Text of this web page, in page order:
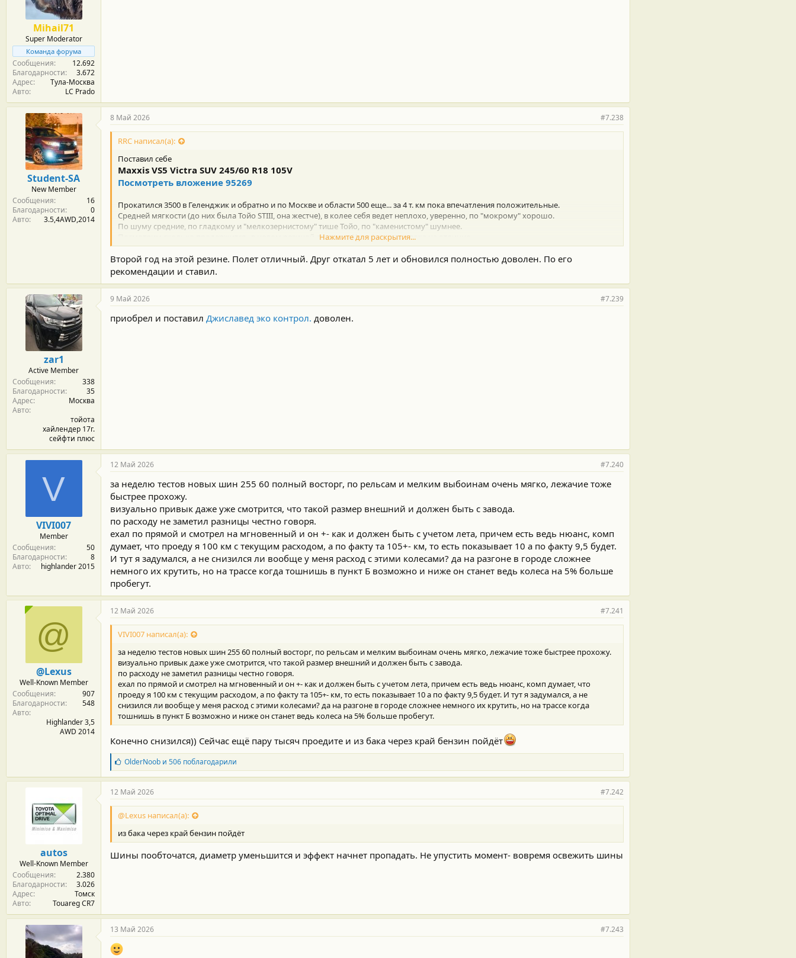
Mihail71
Super Moderator
Команда форума
Сообщения
12.692
Благодарности
3.672
Адрес
Тула-Москва
Авто
LC Prado
Student-SA
New Member
Сообщения
16
Благодарности
0
Авто
3.5,4AWD,2014
8 Май 2026 #7.238
RRC написал(а):
Поставил себе
Maxxis VS5 Victra SUV 245/60 R18 105V
Посмотреть вложение 95269
Прокатился 3500 в Геленджик и обратно и по Москве и области 500 еще... за 4 т. км пока впечатления положительные.
Средней мягкости (до них была Тойо STIII, она жестче), в колее себя ведет неплохо, уверенно, по "мокрому" хорошо.
По шуму средние, по гладкому и "мелкозернистому" тише Тойо, по "каменистому" шумнее.
Посмотрим сколько продержится...в целом резиной доволен. Цена/качество пока на отлично.
На Тойо были куплены в 19-м году...
Нажмите для раскрытия...
Второй год на этой резине. Полет отличный. Друг откатал 5 лет и обновился полностью доволен. По его
рекомендации и ставил.
zar1
Active Member
Сообщения
338
Благодарности
35
Адрес
Москва
Авто
тойота
хайлендер 17г.
сейфти плюс
9 Май 2026 #7.239
приобрел и поставил Джиславед эко контрол. доволен.
V
VIVI007
Member
Сообщения
50
Благодарности
8
Авто
highlander 2015
12 Май 2026 #7.240
за неделю тестов новых шин 255 60 полный восторг, по рельсам и мелким выбоинам очень мягко, лежачие тоже
быстрее прохожу.
визуально привык даже уже смотрится, что такой размер внешний и должен быть с завода.
по расходу не заметил разницы честно говоря.
ехал по прямой и смотрел на мгновенный и он +- как и должен быть с учетом лета, причем есть ведь нюанс, комп
думает, что проеду я 100 км с текущим расходом, а по факту та 105+- км, то есть показывает 10 а по факту 9,5 будет.
И тут я задумался, а не снизился ли вообще у меня расход с этими колесами? да на разгоне в городе сложнее
немного их крутить, но на трассе когда тошнишь в пункт Б возможно и ниже он станет ведь колеса на 5% больше
пробегут.
@
@Lexus
Well-Known Member
Сообщения
907
Благодарности
548
Авто
Highlander 3,5
AWD 2014
12 Май 2026 #7.241
VIVI007 написал(а):
за неделю тестов новых шин 255 60 полный восторг, по рельсам и мелким выбоинам очень мягко, лежачие тоже быстрее прохожу.
визуально привык даже уже смотрится, что такой размер внешний и должен быть с завода.
по расходу не заметил разницы честно говоря.
ехал по прямой и смотрел на мгновенный и он +- как и должен быть с учетом лета, причем есть ведь нюанс, комп думает, что
проеду я 100 км с текущим расходом, а по факту та 105+- км, то есть показывает 10 а по факту 9,5 будет. И тут я задумался, а не
снизился ли вообще у меня расход с этими колесами? да на разгоне в городе сложнее немного их крутить, но на трассе когда
тошнишь в пункт Б возможно и ниже он станет ведь колеса на 5% больше пробегут.
Конечно снизился)) Сейчас ещё пару тысяч проедите и из бака через край бензин пойдёт
Б
л
а
г
о
д
а
н
с
OlderNoobи 506поблагодарили
autos
Well-Known Member
Сообщения
2.380
Благодарности
3.026
Адрес
Томск
Авто
Touareg CR7
12 Май 2026 #7.242
@Lexus написал(а):
из бака через край бензин пойдёт
Шины пообточатся, диаметр уменьшится и эффект начнет пропадать. Не упустить момент- вовремя освежить шины
13 Май 2026 #7.243